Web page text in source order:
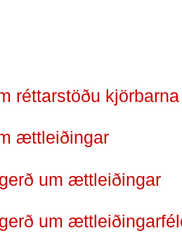
réttarstöðu
ættleiðingar
um ættleiðingar
um